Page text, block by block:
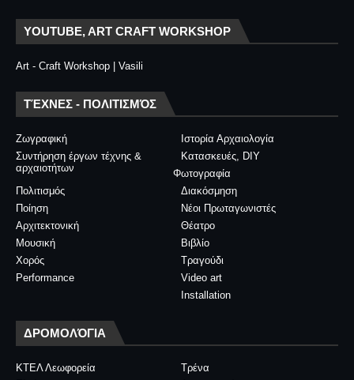
YOUTUBE, ART CRAFT WORKSHOP
Art - Craft Workshop | Vasili
ΤΈΧΝΕΣ - ΠΟΛΙΤΙΣΜΌΣ
Ζωγραφική
Ιστορία Αρχαιολογία
Συντήρηση έργων τέχνης &
αρχαιοτήτων
Κατασκευές, DIY
Φωτογραφία
Διακόσμηση
Πολιτισμός
Νέοι Πρωταγωνιστές
Ποίηση
Θέατρο
Αρχιτεκτονική
Βιβλίο
Μουσική
Τραγούδι
Χορός
Video art
Performance
Installation
ΔΡΟΜΟΛΌΓΙΑ
ΚΤΕΛ Λεωφορεία
Τρένα